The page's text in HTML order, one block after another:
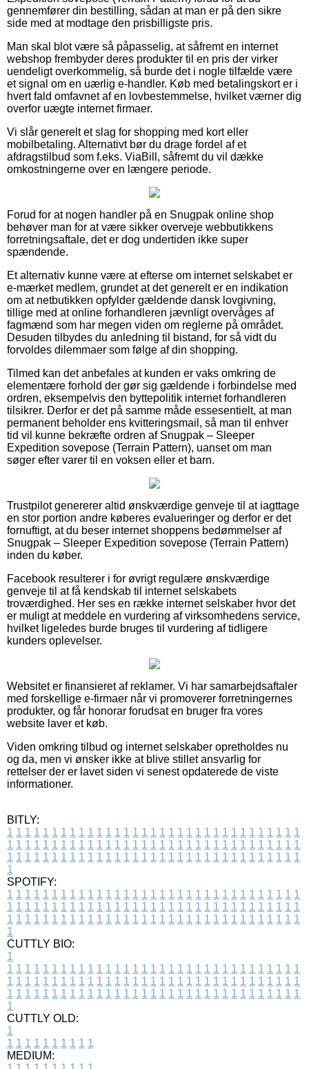
gennemfører din bestilling, sådan at man er på den sikre
side med at modtage den prisbilligste pris.
Man skal blot være så påpasselig, at såfremt en internet
webshop frembyder deres produkter til en pris der virker
uendeligt overkommelig, så burde det i nogle tilfælde være
et signal om en uærlig e-handler. Køb med betalingskort er i
hvert fald omfavnet af en lovbestemmelse, hvilket værner dig
overfor uægte internet firmaer.
Vi slår generelt et slag for shopping med kort eller
mobilbetaling. Alternativt bør du drage fordel af et
afdragstilbud som f.eks. ViaBill, såfremt du vil dække
omkostningerne over en længere periode.
Forud for at nogen handler på en Snugpak online shop
behøver man for at være sikker overveje webbutikkens
forretningsaftale, det er dog undertiden ikke super
spændende.
Et alternativ kunne være at efterse om internet selskabet er
e-mærket medlem, grundet at det generelt er en indikation
om at netbutikken opfylder gældende dansk lovgivning,
tillige med at online forhandleren jævnligt overvåges af
fagmænd som har megen viden om reglerne på området.
Desuden tilbydes du anledning til bistand, for så vidt du
forvoldes dilemmaer som følge af din shopping.
Tilmed kan det anbefales at kunden er vaks omkring de
elementære forhold der gør sig gældende i forbindelse med
ordren, eksempelvis den byttepolitik internet forhandleren
tilsikrer. Derfor er det på samme måde essesentielt, at man
permanent beholder ens kvitteringsmail, så man til enhver
tid vil kunne bekræfte ordren af Snugpak – Sleeper
Expedition sovepose (Terrain Pattern), uanset om man
søger efter varer til en voksen eller et barn.
Trustpilot genererer altid ønskværdige genveje til at iagttage
en stor portion andre køberes evalueringer og derfor er det
fornuftigt, at du beser internet shoppens bedømmelser af
Snugpak – Sleeper Expedition sovepose (Terrain Pattern)
inden du køber.
Facebook resulterer i for øvrigt regulære ønskværdige
genveje til at få kendskab til internet selskabets
troværdighed. Her ses en række internet selskaber hvor det
er muligt at meddele en vurdering af virksomhedens service,
hvilket ligeledes burde bruges til vurdering af tidligere
kunders oplevelser.
Websitet er finansieret af reklamer. Vi har samarbejdsaftaler
med forskellige e-firmaer når vi promoverer forretningernes
produkter, og får honorar forudsat en bruger fra vores
website laver et køb.
Viden omkring tilbud og internet selskaber opretholdes nu
og da, men vi ønsker ikke at blive stillet ansvarlig for
rettelser der er lavet siden vi senest opdaterede de viste
informationer.
BITLY:
1 1 1 1 1 1 1 1 1 1 1 1 1 1 1 1 1 1 1 1 1 1 1 1 1 1 1 1 1 1 1 1 1
1 1 1 1 1 1 1 1 1 1 1 1 1 1 1 1 1 1 1 1 1 1 1 1 1 1 1 1 1 1 1 1 1
1 1 1 1 1 1 1 1 1 1 1 1 1 1 1 1 1 1 1 1 1 1 1 1 1 1 1 1 1 1 1 1 1
1
SPOTIFY:
1 1 1 1 1 1 1 1 1 1 1 1 1 1 1 1 1 1 1 1 1 1 1 1 1 1 1 1 1 1 1 1 1
1 1 1 1 1 1 1 1 1 1 1 1 1 1 1 1 1 1 1 1 1 1 1 1 1 1 1 1 1 1 1 1 1
1 1 1 1 1 1 1 1 1 1 1 1 1 1 1 1 1 1 1 1 1 1 1 1 1 1 1 1 1 1 1 1 1
1
CUTTLY BIO:
1
1 1 1 1 1 1 1 1 1 1 1 1 1 1 1 1 1 1 1 1 1 1 1 1 1 1 1 1 1 1 1 1 1
1 1 1 1 1 1 1 1 1 1 1 1 1 1 1 1 1 1 1 1 1 1 1 1 1 1 1 1 1 1 1 1 1
1 1 1 1 1 1 1 1 1 1 1 1 1 1 1 1 1 1 1 1 1 1 1 1 1 1 1 1 1 1 1 1 1
1
CUTTLY OLD:
1
1 1 1 1 1 1 1 1 1 1
MEDIUM: